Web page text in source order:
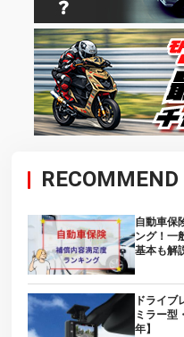
RECOMMEND
自動車保
ング！一
基本も解
ドライブ
ミラー型
年】